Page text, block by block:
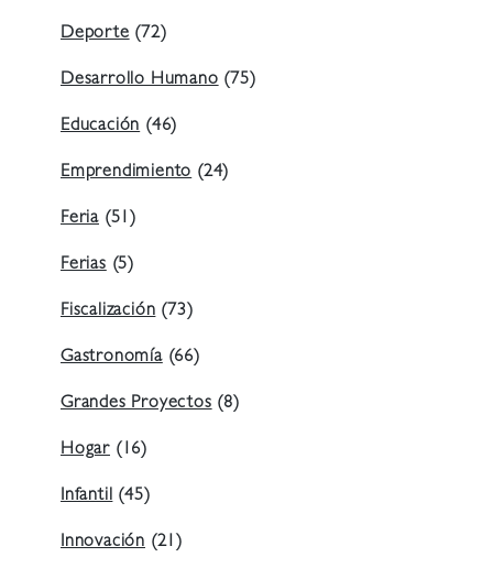
Deporte (72)
Desarrollo Humano (75)
Educación (46)
Emprendimiento (24)
Feria (51)
Ferias (5)
Fiscalización (73)
Gastronomía(66)
Grandes Proyectos (8)
Hogar (16)
Infantil (45)
Innovación (21)